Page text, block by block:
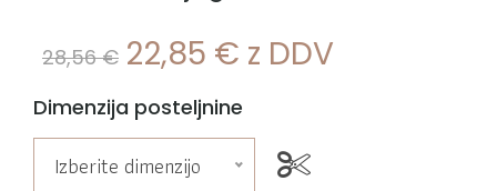
28,56€ 22,85 € z DDV
Dimenzija posteljnine
Izberite dimenzijo